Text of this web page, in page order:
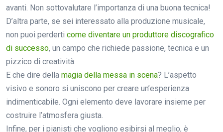
avanti. Non sottovalutare l’importanza di una buona tecnica!
D’altra parte, se sei interessato alla produzione musicale,
non puoi perderti come diventare un produttore discografico
di successo, un campo che richiede passione, tecnica e un
pizzico di creatività.
E che dire della magia della messa in scena? L’aspetto
visivo e sonoro si uniscono per creare un’esperienza
indimenticabile. Ogni elemento deve lavorare insieme per
costruire l’atmosfera giusta.
Infine, per i pianisti che vogliono esibirsi al meglio, è